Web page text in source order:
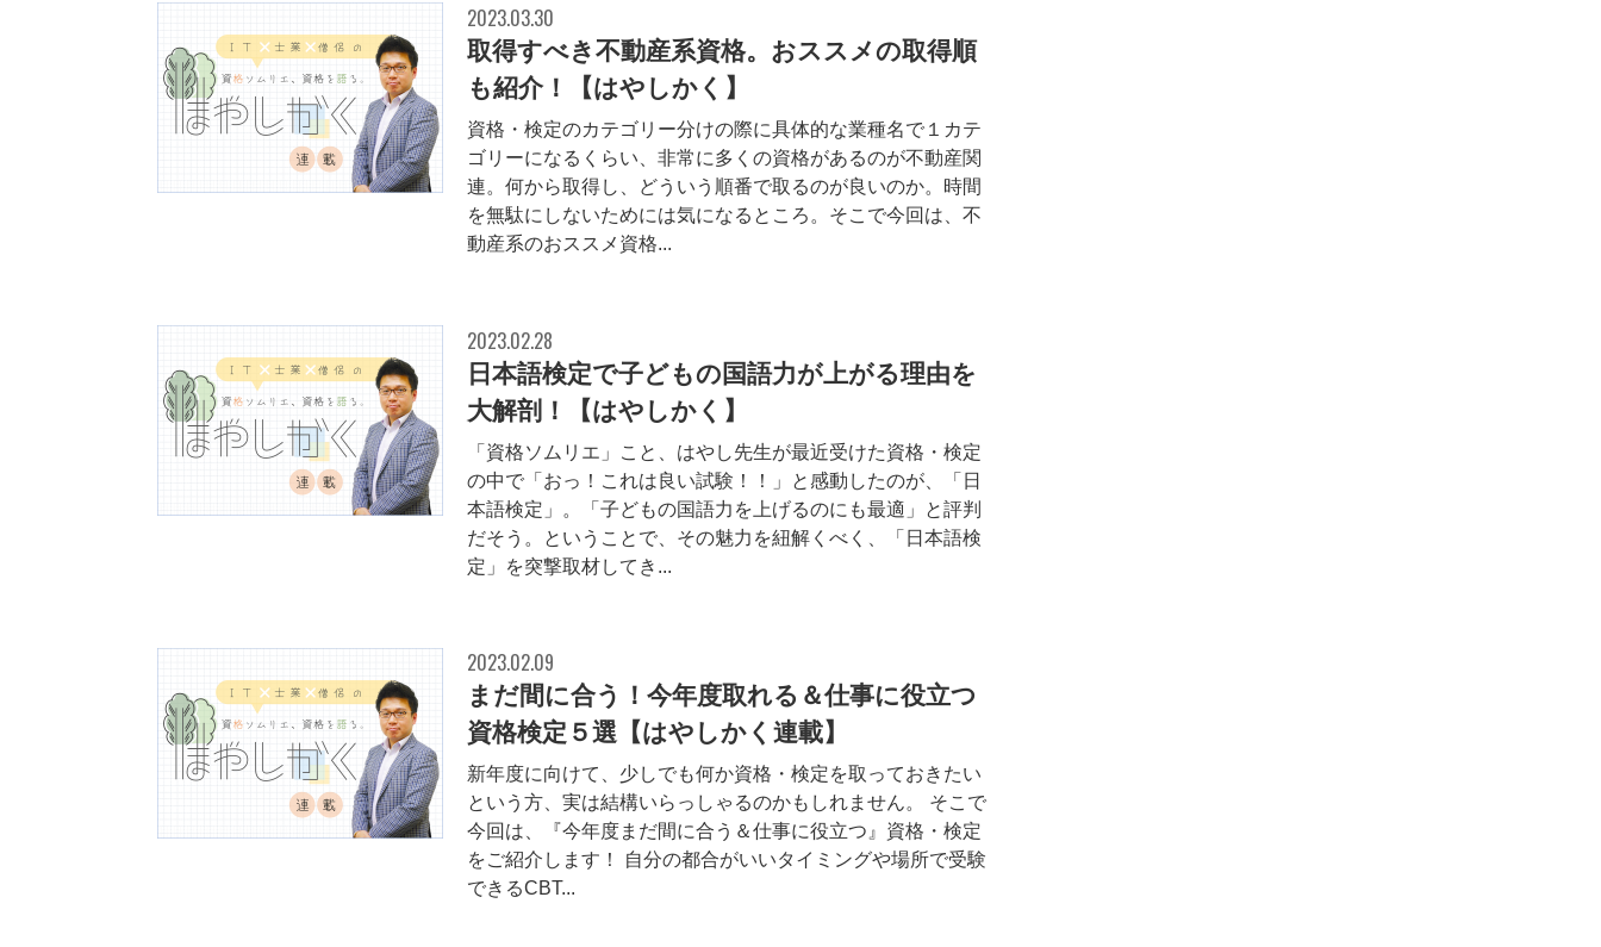
2023.03.30
取得すべき不動産系資格。おススメの取得順
も紹介！【はやしかく】
資格・検定のカテゴリー分けの際に具体的な業種名で１カテ
ゴリーになるくらい、非常に多くの資格があるのが不動産関
連。何から取得し、どういう順番で取るのが良いのか。時間
を無駄にしないためには気になるところ。そこで今回は、不
動産系のおススメ資格...
2023.02.28
日本語検定で子どもの国語力が上がる理由を
大解剖！【はやしかく】
「資格ソムリエ」こと、はやし先生が最近受けた資格・検定
の中で「おっ！これは良い試験！！」と感動したのが、「日
本語検定」。「子どもの国語力を上げるのにも最適」と評判
だそう。ということで、その魅力を紐解くべく、「日本語検
定」を突撃取材してき...
2023.02.09
まだ間に合う！今年度取れる＆仕事に役立つ
資格検定５選【はやしかく連載】
新年度に向けて、少しでも何か資格・検定を取っておきたい
という方、実は結構いらっしゃるのかもしれません。 そこで
今回は、『今年度まだ間に合う＆仕事に役立つ』資格・検定
をご紹介します！ 自分の都合がいいタイミングや場所で受験
できるCBT...